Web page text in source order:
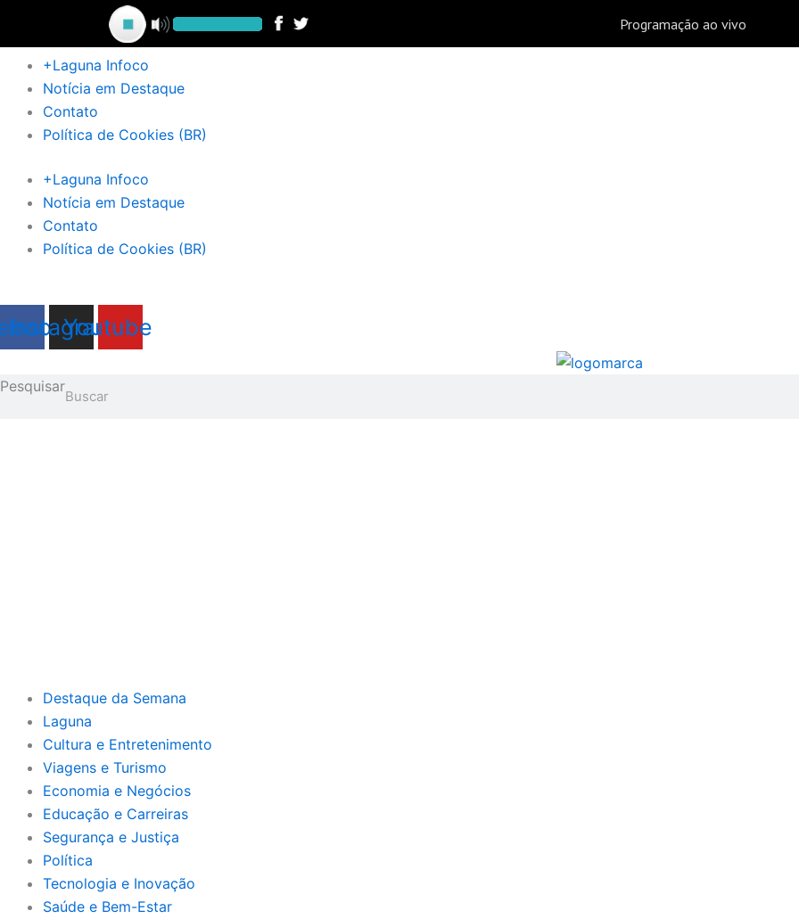
conteúdo
+Laguna Infoco
Notícia em Destaque
Contato
Política de Cookies (BR)
+Laguna Infoco
Notícia em Destaque
Contato
Política de Cookies (BR)
Instagram
Youtube
Pesquisar
Destaque da Semana
Laguna
Cultura e Entretenimento
Viagens e Turismo
Economia e Negócios
Educação e Carreiras
Segurança e Justiça
Política
Tecnologia e Inovação
Saúde e Bem-Estar